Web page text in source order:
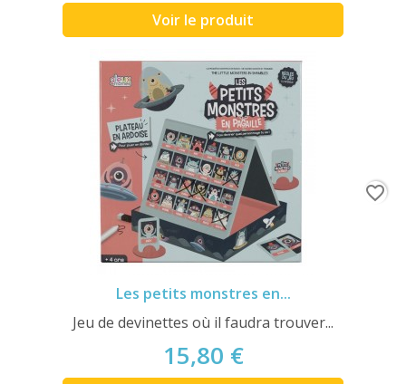
Voir le produit
Les petits monstres en...
Jeu de devinettes où il faudra trouver...
15,80 €
favorite_border